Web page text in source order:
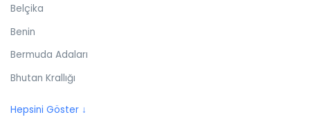
Belçika
Benin
Bermuda Adaları
Bhutan Krallığı
Hepsini Göster ↓